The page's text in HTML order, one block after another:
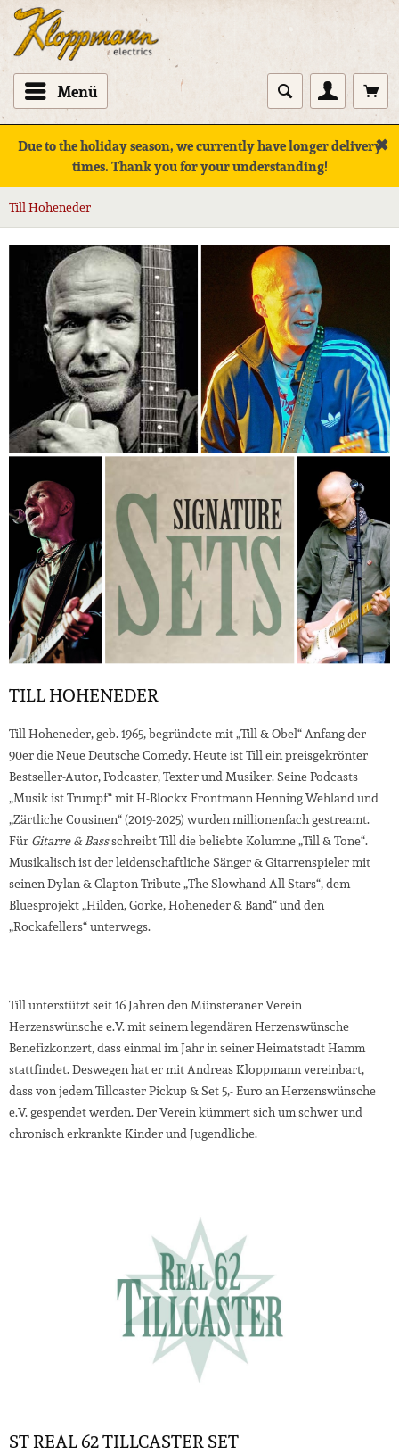
Menü
Due to the holiday season, we currently have longer delivery
times. Thank you for your understanding!
✖
Till Hoheneder
TILL HOHENEDER
Till Hoheneder, geb. 1965, begründete mit „Till & Obel“ Anfang der
90er die Neue Deutsche Comedy. Heute ist Till ein preisgekrönter
Bestseller-Autor, Podcaster, Texter und Musiker. Seine Podcasts
„Musik ist Trumpf“ mit H-Blockx Frontmann Henning Wehland und
„Zärtliche Cousinen“ (2019-2025) wurden millionenfach gestreamt.
FürGitarre & Bassschreibt Till die beliebte Kolumne „Till & Tone“.
Musikalisch ist der leidenschaftliche Sänger & Gitarrenspieler mit
seinen Dylan & Clapton-Tribute „The Slowhand All Stars“, dem
Bluesprojekt „Hilden, Gorke, Hoheneder & Band“ und den
„Rockafellers“ unterwegs.
Till unterstützt seit 16 Jahren den Münsteraner Verein
Herzenswünsche e.V. mit seinem legendären Herzenswünsche
Benefizkonzert, dass einmal im Jahr in seiner Heimatstadt Hamm
stattfindet. Deswegen hat er mit Andreas Kloppmann vereinbart,
dass von jedem Tillcaster Pickup & Set 5,- Euro an Herzenswünsche
e.V. gespendet werden. Der Verein kümmert sich um schwer und
chronisch erkrankte Kinder und Jugendliche.
ST REAL 62 TILLCASTER SET